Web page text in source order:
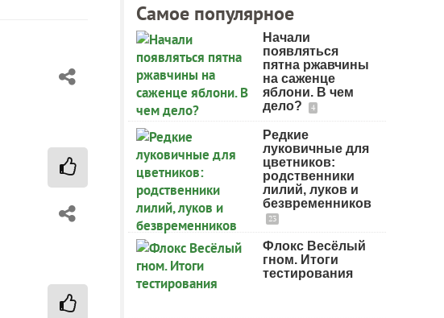
Самое популярное
Начали
появляться
пятна ржавчины
на саженце
яблони. В чем
дело?
4
Редкие
луковичные для
цветников:
родственники
лилий, луков и
безвременников
23
Флокс Весёлый
гном. Итоги
тестирования